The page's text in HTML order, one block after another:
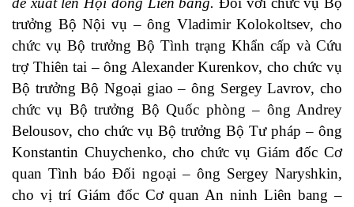
trưởng Bộ Nội vụ – ông Vladimir Kolokoltsev, cho
chức vụ Bộ trưởng Bộ Tình trạng Khẩn cấp và Cứu
trợ Thiên tai – ông Alexander Kurenkov, cho chức vụ
Bộ trưởng Bộ Ngoại giao – ông Sergey Lavrov, cho
chức vụ Bộ trưởng Bộ Quốc phòng – ông Andrey
Belousov, cho chức vụ Bộ trưởng Bộ Tư pháp – ông
Konstantin Chuychenko, cho chức vụ Giám đốc Cơ
quan Tình báo Đối ngoại – ông Sergey Naryshkin,
cho vị trí Giám đốc Cơ quan An ninh Liên bang –